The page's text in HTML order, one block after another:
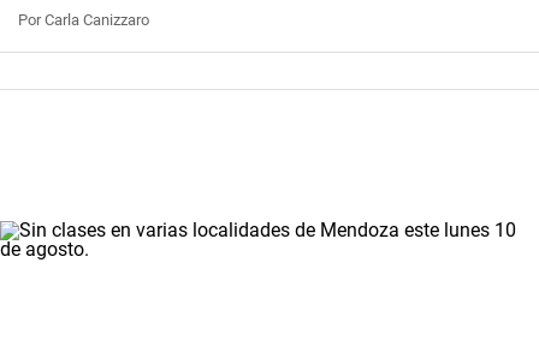
Por Carla Canizzaro